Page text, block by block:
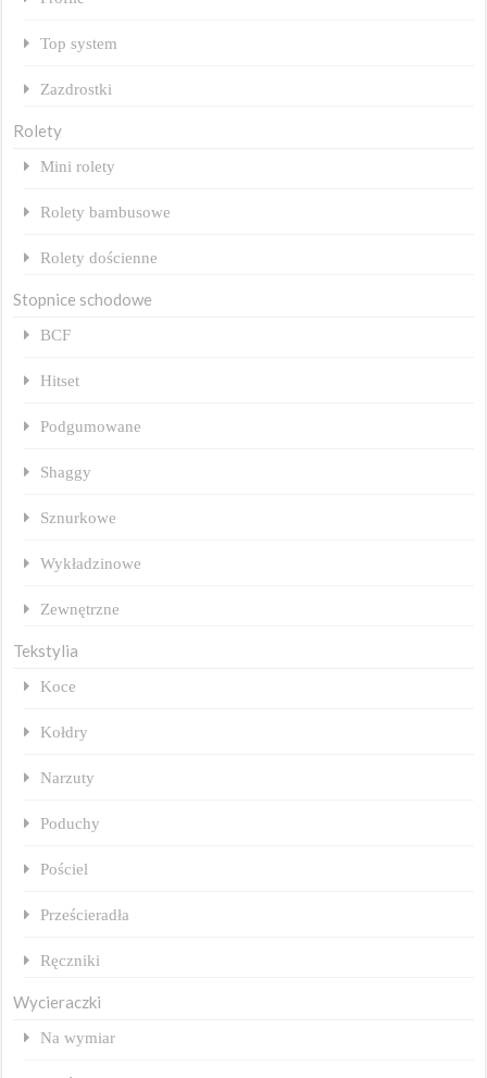
Top system
Zazdrostki
Rolety
Mini rolety
Rolety bambusowe
Rolety dościenne
Stopnice schodowe
BCF
Hitset
Podgumowane
Shaggy
Sznurkowe
Wykładzinowe
Zewnętrzne
Tekstylia
Koce
Kołdry
Narzuty
Poduchy
Pościel
Prześcieradła
Ręczniki
Wycieraczki
Na wymiar